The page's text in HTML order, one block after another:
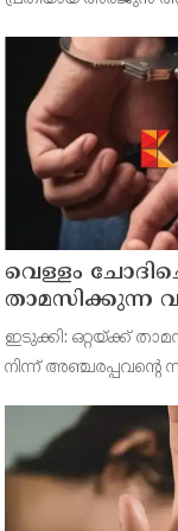
വെള്ളം
താമസിക്കുന്ന
പൊട്ടിച്ചു ;
ഇടുക്കി: ഒറ്റയ്ക്ക്
നിന്ന് അഞ്ചരപ്പവന്റെ
കുഞ്ഞുമോൻ ആണ്